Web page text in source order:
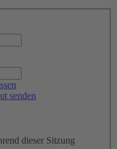
senden
dieser Sitzung